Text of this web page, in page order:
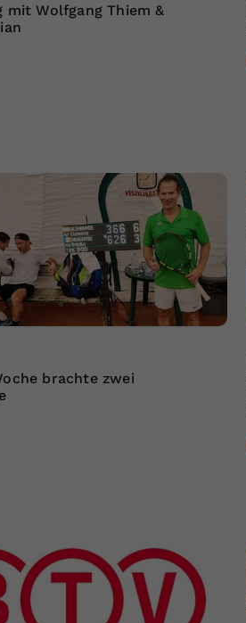
mit Wolfgang Thiem &
brachte zwei